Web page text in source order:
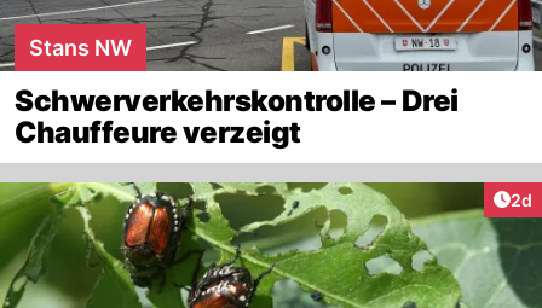
Stans NW
Schwerverkehrskontrolle – Drei
Chauffeure verzeigt
2d